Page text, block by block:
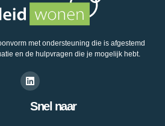
met ondersteuning die is afgestemd
en de hulpvragen die je mogelijk hebt.
Snel naar